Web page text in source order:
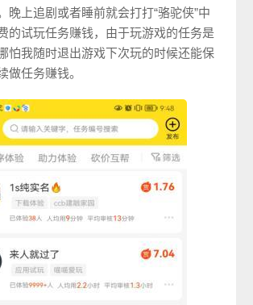
晚上追剧或者睡前就会打打“骆驼侠”中
的试玩任务赚钱，由于玩游戏的任务是
怕我随时退出游戏下次玩的时候还能保
做任务赚钱。